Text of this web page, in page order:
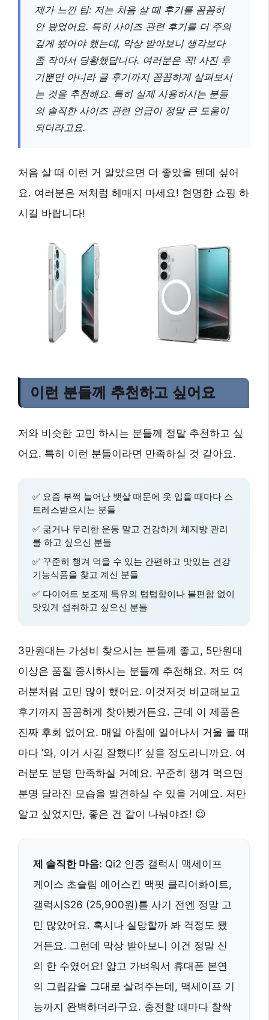
제가 느낀 팁: 저는 처음 살 때 후기를 꼼꼼히
안 봤었어요. 특히 사이즈 관련 후기를 더 주의
깊게 봤어야 했는데, 막상 받아보니 생각보다
좀 작아서 당황했답니다. 여러분은 꼭! 사진 후
기뿐만 아니라 글 후기까지 꼼꼼하게 살펴보시
는 것을 추천해요. 특히 실제 사용하시는 분들
의 솔직한 사이즈 관련 언급이 정말 큰 도움이
되더라고요.
처음 살 때 이런 거 알았으면 더 좋았을 텐데 싶어
요. 여러분은 저처럼 헤매지 마세요! 현명한 쇼핑 하
시길 바랍니다!
이런 분들께 추천하고 싶어요
저와 비슷한 고민 하시는 분들께 정말 추천하고 싶
어요. 특히 이런 분들이라면 만족하실 것 같아요.
✅ 요즘 부쩍 늘어난 뱃살 때문에 옷 입을 때마다 스
트레스받으시는 분들
✅ 굶거나 무리한 운동 말고 건강하게 체지방 관리
를 하고 싶으신 분들
✅ 꾸준히 챙겨 먹을 수 있는 간편하고 맛있는 건강
기능식품을 찾고 계신 분들
✅ 다이어트 보조제 특유의 텁텁함이나 불편함 없이
맛있게 섭취하고 싶으신 분들
3만원대는 가성비 찾으시는 분들께 좋고, 5만원대
이상은 품질 중시하시는 분들께 추천해요. 저도 여
러분처럼 고민 많이 했어요. 이것저것 비교해보고
후기까지 꼼꼼하게 찾아봤거든요. 근데 이 제품은
진짜 후회 없어요. 매일 아침에 일어나서 거울 볼 때
마다 ‘와, 이거 사길 잘했다!’ 싶을 정도라니까요. 여
러분도 분명 만족하실 거예요. 꾸준히 챙겨 먹으면
분명 달라진 모습을 발견하실 수 있을 거예요. 저만
알고 싶었지만, 좋은 건 같이 나눠야죠! 😉
제 솔직한 마음: Qi2 인증 갤럭시 맥세이프
케이스 초슬림 에어스킨 맥핏 클리어화이트,
갤럭시S26 (25,900원)를 사기 전엔 정말 고
민 많았어요. 혹시나 실망할까 봐 걱정도 됐
거든요. 그런데 막상 받아보니 이건 정말 신
의 한 수였어요! 얇고 가벼워서 휴대폰 본연
의 그립감을 그대로 살려주는데, 맥세이프 기
능까지 완벽하더라구요. 충전할 때마다 찰싹